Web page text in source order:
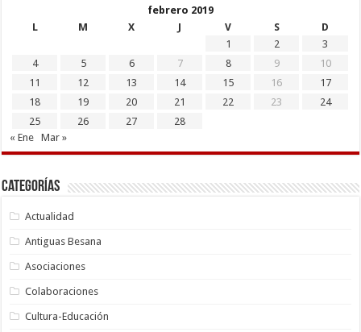
febrero 2019
L
M X J V S
D
1
2
3
4
5 6 7 8 9
10
11
12 13 14 15 16
17
18
19 20 21 22 23
24
25
26 27
28
« Ene
Mar »
Categorías
Actualidad
Antiguas Besana
Asociaciones
Colaboraciones
Cultura-Educación